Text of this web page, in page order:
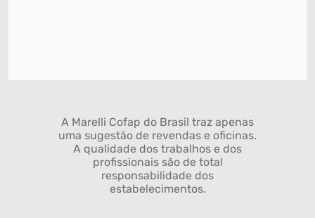
A Marelli Cofap do Brasil traz apenas
uma sugestão de revendas e oficinas.
A qualidade dos trabalhos e dos
profissionais são de total
responsabilidade dos
estabelecimentos.